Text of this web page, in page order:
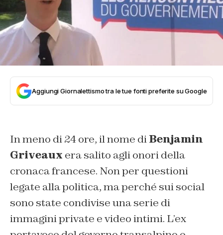
Aggiungi Giornalettismo tra le tue fonti preferite su Google
In meno di 24 ore, il nome diBenjamin
Griveaux era salito agli onori della
cronaca francese. Non per questioni
legate alla politica, ma perché sui social
sono state condivise una serie di
immagini private e video intimi. L’ex